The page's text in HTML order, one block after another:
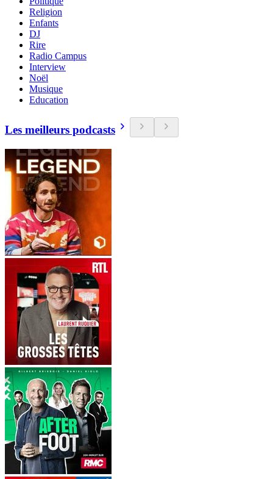
Religion
Enfants
DJ
Rire
Radio Campus
Interview
Noël
Musique
Education
Les meilleurs podcasts